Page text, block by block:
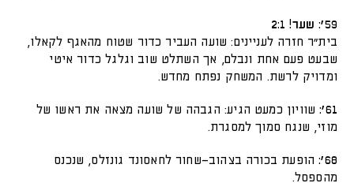
59': שער! 2:1
בית"ר חזרה לעניינים: שועה העביר כדור שטוח מהאגף לקאלו,
שבעט פעם אחת ונבלם, אך השתלט שוב וגלגל כדור איטי
ומדויק לרשת. המשחק נפתח מחדש.
61':
שוויון כמעט הגיע: הגבהה של שועה מצאה את ראשו של
מוזי, שנגח סמוך למסגרת.
68':
הופעת בכורה בצהוב־שחור לחאסונד גונזלס, שנכנס
מהספסל.